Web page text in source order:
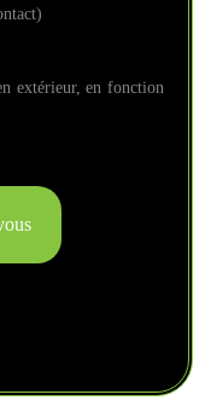
extérieur, en fonction